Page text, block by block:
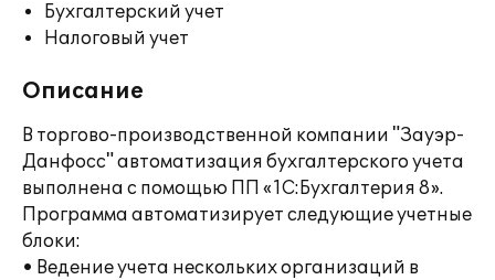
Бухгалтерский учет
Налоговый учет
Описание
В торгово-производственной компании "Зауэр-
Данфосс" автоматизация бухгалтерского учета
выполнена с помощью ПП «1С:Бухгалтерия 8».
Программа автоматизирует следующие учетные
блоки:
• Ведение учета нескольких организаций в